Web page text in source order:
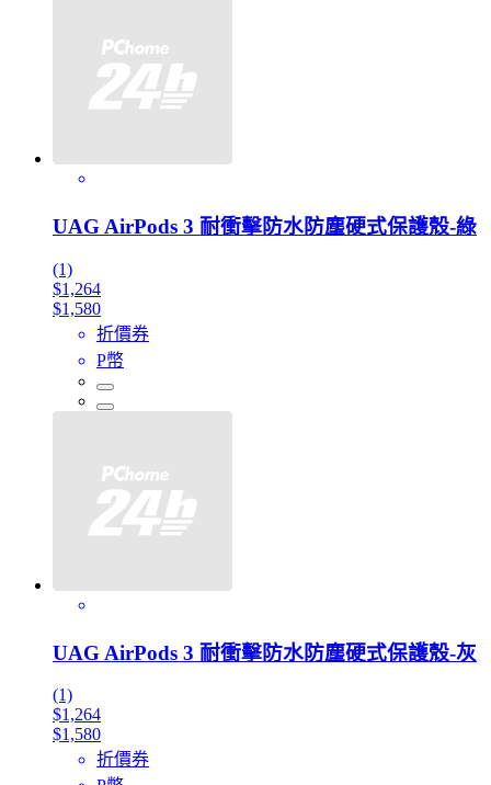
UAG AirPods 3 耐衝擊防水防塵硬式保護殼-綠
(1)
$1,264
$1,580
折價券
P幣
UAG AirPods 3 耐衝擊防水防塵硬式保護殼-灰
(1)
$1,264
$1,580
折價券